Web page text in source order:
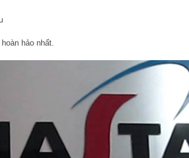
hảo nhất.